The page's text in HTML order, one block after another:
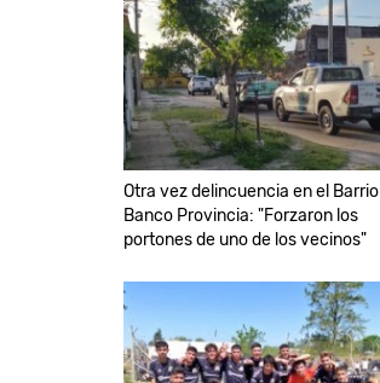
Otra vez delincuencia en el Barrio
Banco Provincia: "Forzaron los
portones de uno de los vecinos"